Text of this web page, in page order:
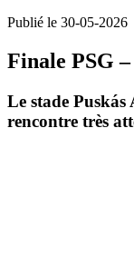
Publié le 30-05-2026
Finale PSG
Le stade Puskás
rencontre très